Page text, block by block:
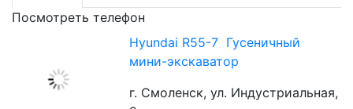
Посмотреть телефон
Hyundai R55-7 Гусеничный
мини-экскаватор
г. Смоленск, ул. Индустриальная,